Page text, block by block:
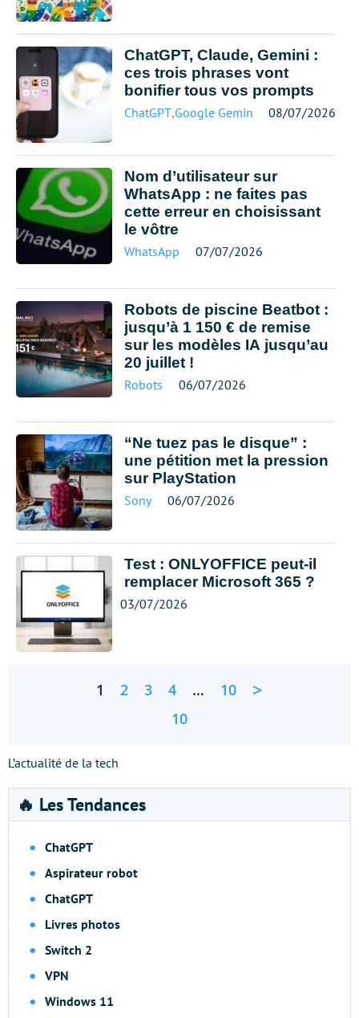
ChatGPT, Claude, Gemini :
ces trois phrases vont
bonifier tous vos prompts
ChatGPT,Google Gemini 08/07/2026
Nom d’utilisateur sur
WhatsApp : ne faites pas
cette erreur en choisissant
le vôtre
WhatsApp 07/07/2026
Robots de piscine Beatbot :
jusqu’à 1 150 € de remise
sur les modèles IA jusqu’au
20 juillet !
Robots 06/07/2026
“Ne tuez pas le disque” :
une pétition met la pression
sur PlayStation
Sony 06/07/2026
Test : ONLYOFFICE peut-il
remplacer Microsoft 365 ?
03/07/2026
1 2 3 4 … 10 >
10
L’actualité de la tech
🔥 Les Tendances
ChatGPT
Aspirateur robot
ChatGPT
Livres photos
Switch 2
VPN
Windows 11